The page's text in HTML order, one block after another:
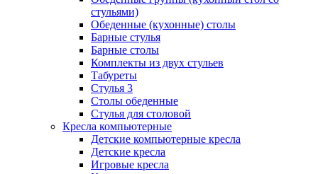
стульями)
Обеденные (кухонные) столы
Барные стулья
Барные столы
Комплекты из двух стульев
Табуреты
Стулья 3
Столы обеденные
Стулья для столовой
Кресла компьютерные
Детские компьютерные кресла
Детские кресла
Игровые кресла